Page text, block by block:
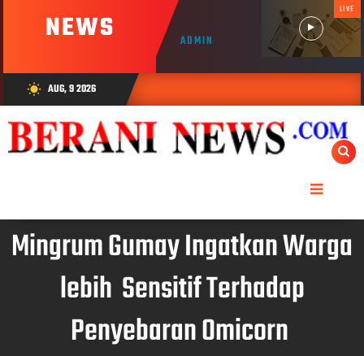
NEWS ADMIN
LIVE
wb_sunny AUG, 9 2026
Mingrum Gumay Ingatkan Warga
lebih Sensitif Terhadap
Penyebaran Omicorn